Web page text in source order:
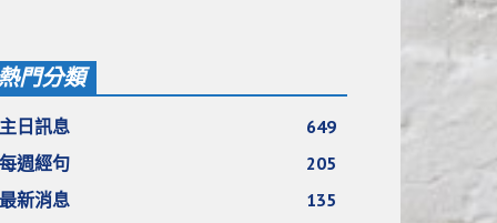
門分類
主日訊息
649
每週經句
205
最新消息
135